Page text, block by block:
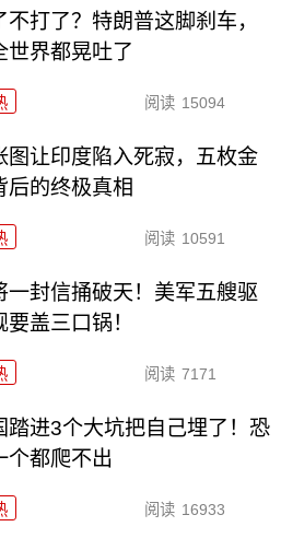
不打了？特朗普这脚刹车，
世界都晃吐了
阅读 15094
图让印度陷入死寂，五枚金
后的终极真相
阅读 10591
一封信捅破天！美军五艘驱
要盖三口锅！
阅读 7171
踏进3个大坑把自己埋了！恐
个都爬不出
阅读 16933